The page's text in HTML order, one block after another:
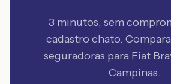
3 minutos, sem
cadastro chato.
seguradoras para Fiat
Campinas.